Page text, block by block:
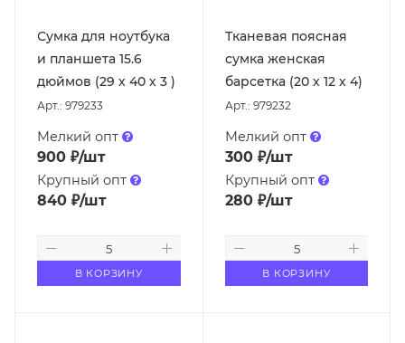
Сумка для ноутбука
и планшета 15.6
дюймов (29 х 40 х 3 )
Арт.: 979233
Мелкий опт
900 ₽/шт
Крупный опт
840 ₽/шт
В КОРЗИНУ
Тканевая поясная
сумка женская
барсетка (20 х 12 х 4)
Арт.: 979232
Мелкий опт
300₽/шт
Крупный опт
280₽/шт
В КОРЗИНУ